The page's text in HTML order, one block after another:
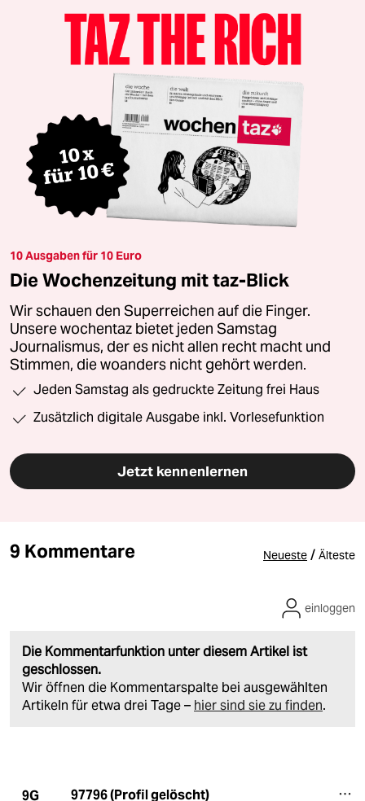
10 Ausgaben für 10 Euro
Die Wochenzeitung mit taz-Blick
Wir schauen den Superreichen auf die Finger.
Unsere wochentaz bietet jeden Samstag
Journalismus, der es nicht allen recht macht und
Stimmen, die woanders nicht gehört werden.
Jeden Samstag als gedruckte Zeitung frei Haus
Zusätzlich digitale Ausgabe inkl. Vorlesefunktion
Jetzt kennenlernen
9 Kommentare Neueste / Älteste
Die Kommentarfunktion unter diesem Artikel ist
geschlossen.
Wir öffnen die Kommentarspalte bei ausgewählten
Artikeln für etwa drei Tage – hier sind sie zu finden.
einloggen
9G 97796 (Profil gelöscht)